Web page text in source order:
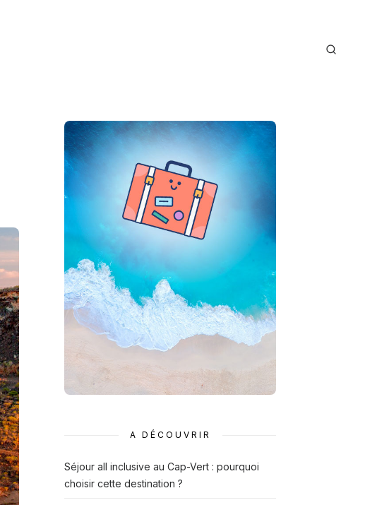
A DÉCOUVRIR
Séjour all inclusive au Cap-Vert : pourquoi
choisir cette destination ?